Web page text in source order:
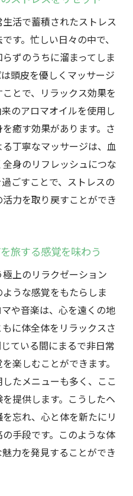
の魅力を再発見
高崎市のヘッドスパで
で得られる頭皮ケアの
指す高崎市のヘッドス
の効果で頭皮を健康に
スパで心の開放を実感
まで癒されるヘッドス
える高崎市のヘッドス
ヘッドスパがもたらす
けるヘッドスパの魅力
崎市ヘッドスパ体験
る高崎市のヘッドスパ
専門店が提供する特別
で得られる専門的な効
ない高崎市のヘッドス
活で蓄積されたストレス
す。忙しい日々の中で、
ずのうちに溜まってしま
頭皮を優しくマッサージ
とで、リラックス効果を
のアロマオイルを使用し
癒す効果があります。さ
丁寧なマッサージは、血
身のリフレッシュにつな
ごすことで、ストレスの
力を取り戻すことができ
旅する感覚を味わう
上のリラクゼーション
うな感覚をもたらしま
や音楽は、心を遠くの地
に体全体をリラックスさ
ている間にまるで非日常
楽しむことができます。
たメニューも多く、ここ
提供します。こうしたヘ
忘れ、心と体を新たにリ
手段です。このような体
力を発見することができ